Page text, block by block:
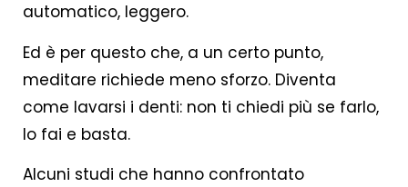
automatico, leggero.
Ed è per questo che, a un certo punto,
meditare richiede meno sforzo. Diventa
come lavarsi i denti: non ti chiedi più se farlo,
lo fai e basta.
Alcuni studi che hanno confrontato